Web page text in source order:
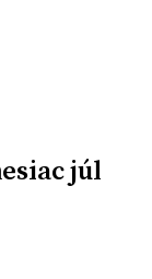
júl